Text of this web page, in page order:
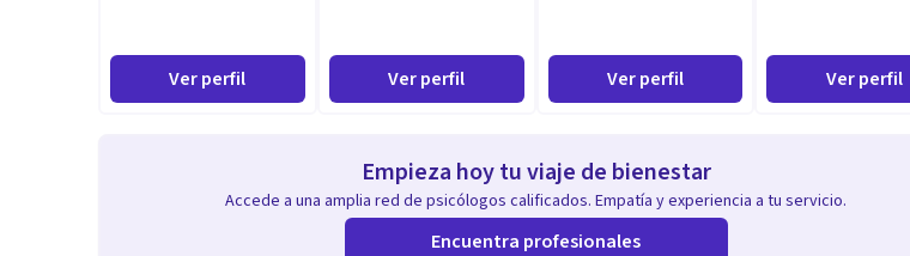
Ver perfil Ver perfil Ver perfil Ver perfil
Empieza hoy tu viaje de bienestar
Accede a una amplia red de psicólogos calificados. Empatía y experiencia a tu servicio.
Encuentra profesionales